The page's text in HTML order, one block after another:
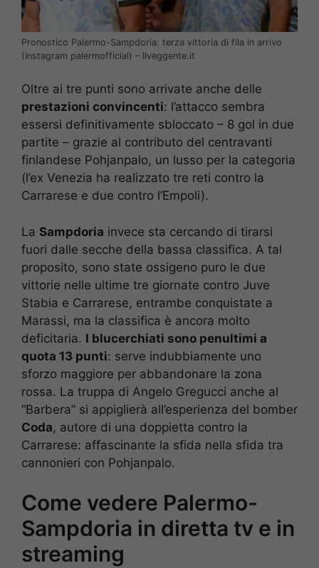
Pronostico Palermo-Sampdoria: terza vittoria di fila in arrivo
(Instagram palermofficial) – Ilveggente.it
Oltre ai tre punti sono arrivate anche delle
prestazioni convincenti: l’attacco sembra
essersi definitivamente sbloccato – 8 gol in due
partite – grazie al contributo del centravanti
finlandese Pohjanpalo, un lusso per la categoria
(l’ex Venezia ha realizzato tre reti contro la
Carrarese e due contro l’Empoli).
La Sampdoria invece sta cercando di tirarsi
fuori dalle secche della bassa classifica. A tal
proposito, sono state ossigeno puro le due
vittorie nelle ultime tre giornate contro Juve
Stabia e Carrarese, entrambe conquistate a
Marassi, ma la classifica è ancora molto
deficitaria. I blucerchiati sono penultimi a
quota 13 punti: serve indubbiamente uno
sforzo maggiore per abbandonare la zona
rossa. La truppa di Angelo Gregucci anche al
“Barbera” si appiglierà all’esperienza del bomber
Coda, autore di una doppietta contro la
Carrarese: affascinante la sfida nella sfida tra
cannonieri con Pohjanpalo.
Come vedere Palermo-
Sampdoria in diretta tv e in
streaming